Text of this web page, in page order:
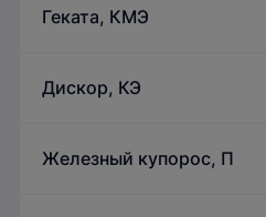
Геката, КМЭ
Дискор, КЭ
Железный купорос, П